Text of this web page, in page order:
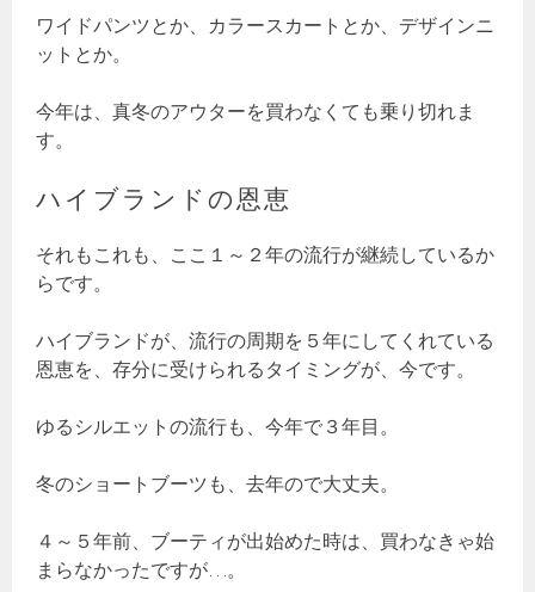
ワイドパンツとか、カラースカートとか、デザインニ
ットとか。
今年は、真冬のアウターを買わなくても乗り切れま
す。
ハイブランドの恩恵
それもこれも、ここ１～２年の流行が継続しているか
らです。
ハイブランドが、流行の周期を５年にしてくれている
恩恵を、存分に受けられるタイミングが、今です。
ゆるシルエットの流行も、今年で３年目。
冬のショートブーツも、去年ので大丈夫。
４～５年前、ブーティが出始めた時は、買わなきゃ始
まらなかったですが…。